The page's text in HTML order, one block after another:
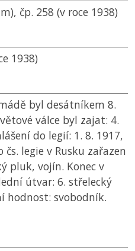
čp. 258 (v roce 1938)
1938)
byl desátníkem 8.
válce byl zajat: 4.
do legií: 1. 8. 1917,
legie v Rusku zařazen
pluk, vojín. Konec v
útvar: 6. střelecký
hodnost: svobodník.